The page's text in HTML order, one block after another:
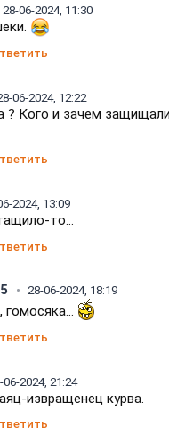
28-06-2024, 11:30
06-2024, 12:22
? Кого и зачем
2024, 13:09
то...
28-06-2024, 18:19
гомосяка...
06-2024, 21:24
извращенец курва.